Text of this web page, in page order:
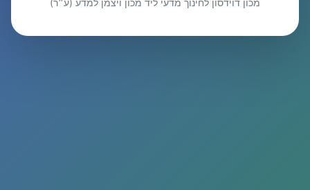
מכון דוידסון לחינוך מדעי ליד מכון ויצמן למדע (ע״ר)